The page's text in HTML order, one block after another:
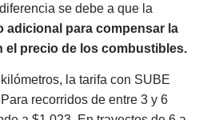
se debe a que la
adicional para compensar la
el precio de los combustibles.
la tarifa con SUBE
recorridos de entre 3 y 6